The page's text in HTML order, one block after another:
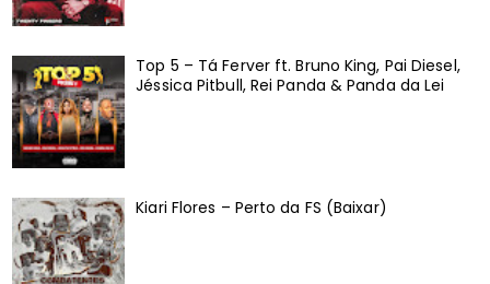
Top 5 – Tá Ferver ft. Bruno King, Pai Diesel,
Jéssica Pitbull, Rei Panda & Panda da Lei
Kiari Flores – Perto da FS (Baixar)